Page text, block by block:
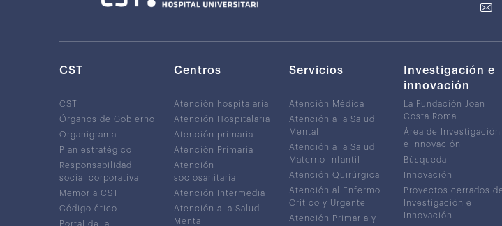
CST
CST
Órganos de Gobierno
Organigrama
Plan estratégico
Responsabilidad
social corporativa
Memoria CST
Código ético
Portal de la
Centros
Atención hospitalaria
Atención Hospitalaria
Atención primaria
Atención Primaria
Atención
sociosanitaria
Atención Intermedia
Atención a la Salud
Mental
Servicios
Atención Médica
Atención a la Salud
Mental
Atención a la Salud
Materno-Infantil
Atención Quirúrgica
Atención al Enfermo
Crítico y Urgente
Atención Primaria y
Investigación e
innovación
La Fundación Joan
Costa Roma
Área de Investigación
e Innovación
Búsqueda
Innovación
Proyectos cerrados de
Investigación e
Innovación